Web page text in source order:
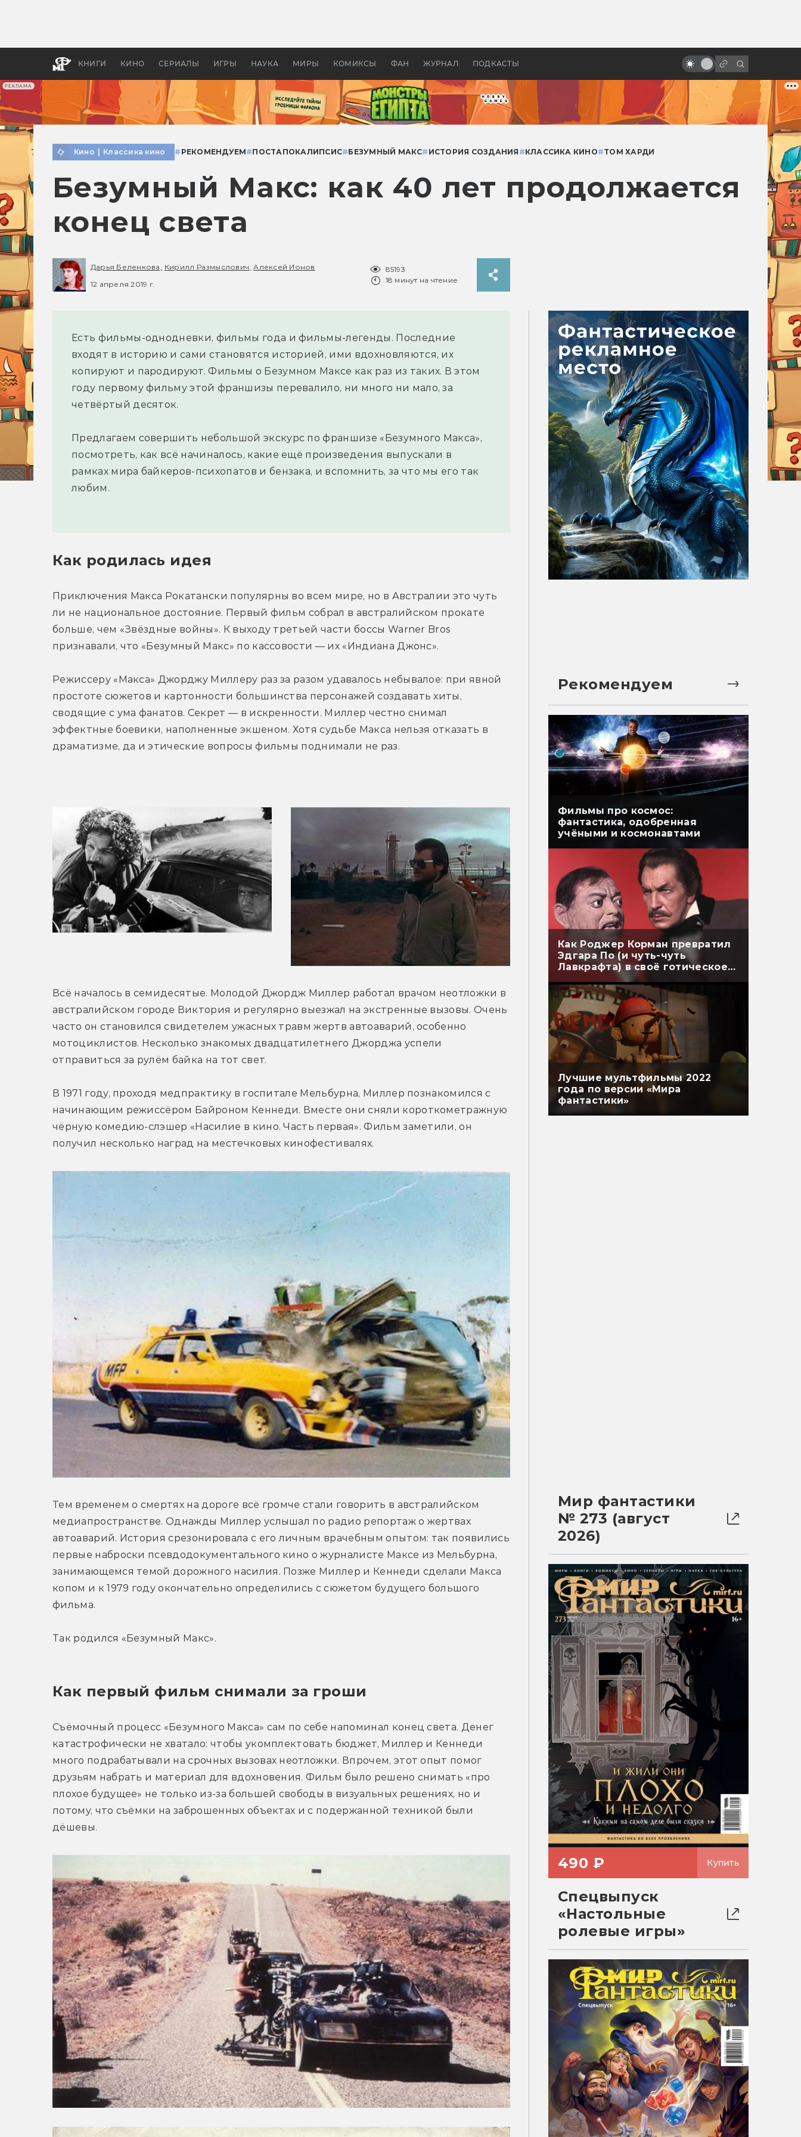
РЕКЛАМА
КНИГИ КИНО СЕРИАЛЫ ИГРЫ НАУКА МИРЫ КОМИКСЫ ФАН ЖУРНАЛ ПОДКАСТЫ
бы «Властелина колец»
Древней Грецией
семь премий «Оскар»
Кино Классика кино # РЕКОМЕНДУЕМ#ПОСТАПОКАЛИПСИС#БЕЗУМНЫЙ МАКС# ИСТОРИЯ СОЗДАНИЯ #КЛАССИКА КИНО#ТОМ ХАРДИ
Безумный Макс: как 40 лет продолжается
конец света
Дарья Беленкова, Кирилл Размыслович, Алексей Ионов
12 апреля 2019 г.
85193
18 минут на чтение
Есть фильмы-однодневки, фильмы года и фильмы-легенды. Последние
входят в историю и сами становятся историей, ими вдохновляются, их
копируют и пародируют. Фильмы о Безумном Максе как раз из таких. В этом
году первому фильму этой франшизы перевалило, ни много ни мало, за
четвёртый десяток.
Предлагаем совершить небольшой экскурс по франшизе «Безумного Макса»,
посмотреть, как всё начиналось, какие ещё произведения выпускали в
рамках мира байкеров-психопатов и бензака, и вспомнить, за что мы его так
любим.
Как родилась идея
Приключения Макса Рокатански популярны во всем мире, но в Австралии это чуть
ли не национальное достояние. Первый фильм собрал в австралийском прокате
больше, чем «Звёздные войны». К выходу третьей части боссы Warner Bros
признавали, что «Безумный Макс» по кассовости — их «Индиана Джонс».
Режиссеру «Макса» Джорджу Миллеру раз за разом удавалось небывалое: при явной
простоте сюжетов и картонности большинства персонажей создавать хиты,
сводящие с ума фанатов. Секрет — в искренности. Миллер честно снимал
эффектные боевики, наполненные экшеном. Хотя судьбе Макса нельзя отказать в
драматизме, да и этические вопросы фильмы поднимали не раз.
Всё началось в семидесятые. Молодой Джордж Миллер работал врачом неотложки в
австралийском городе Виктория и регулярно выезжал на экстренные вызовы. Очень
часто он становился свидетелем ужасных травм жертв автоаварий, особенно
мотоциклистов. Несколько знакомых двадцатилетнего Джорджа успели
отправиться за рулём байка на тот свет.
В 1971 году, проходя медпрактику в госпитале Мельбурна, Миллер познакомился с
начинающим режиссёром Байроном Кеннеди. Вместе они сняли короткометражную
чёрную комедию-слэшер «Насилие в кино. Часть первая». Фильм заметили, он
получил несколько наград на местечковых кинофестивалях.
Тем временем о смертях на дороге всё громче стали говорить в австралийском
медиапространстве. Однажды Миллер услышал по радио репортаж о жертвах
автоаварий. История срезонировала с его личным врачебным опытом: так появились
первые наброски псевдодокументального кино о журналисте Максе из Мельбурна,
занимающемся темой дорожного насилия. Позже Миллер и Кеннеди сделали Макса
копом и к 1979 году окончательно определились с сюжетом будущего большого
фильма.
Так родился «Безумный Макс».
Как первый фильм снимали за гроши
Съёмочный процесс «Безумного Макса» сам по себе напоминал конец света. Денег
катастрофически не хватало: чтобы укомплектовать бюджет, Миллер и Кеннеди
много подрабатывали на срочных вызовах неотложки. Впрочем, этот опыт помог
друзьям набрать и материал для вдохновения. Фильм было решено снимать «про
плохое будущее» не только из-за большей свободы в визуальных решениях, но и
потому, что съёмки на заброшенных объектах и с подержанной техникой были
дёшевы.
Рекомендуем
Фильмы про космос:
фантастика, одобренная
учёными и космонавтами
Как Роджер Корман превратил
Эдгара По (и чуть-чуть
Лавкрафта) в своё готическое
Лучшие мультфильмы 2022
года по версии «Мира
фантастики»
Мир фантастики
№ 273 (август
2026)
490 ₽ Купить
Спецвыпуск
«Настольные
ролевые игры»